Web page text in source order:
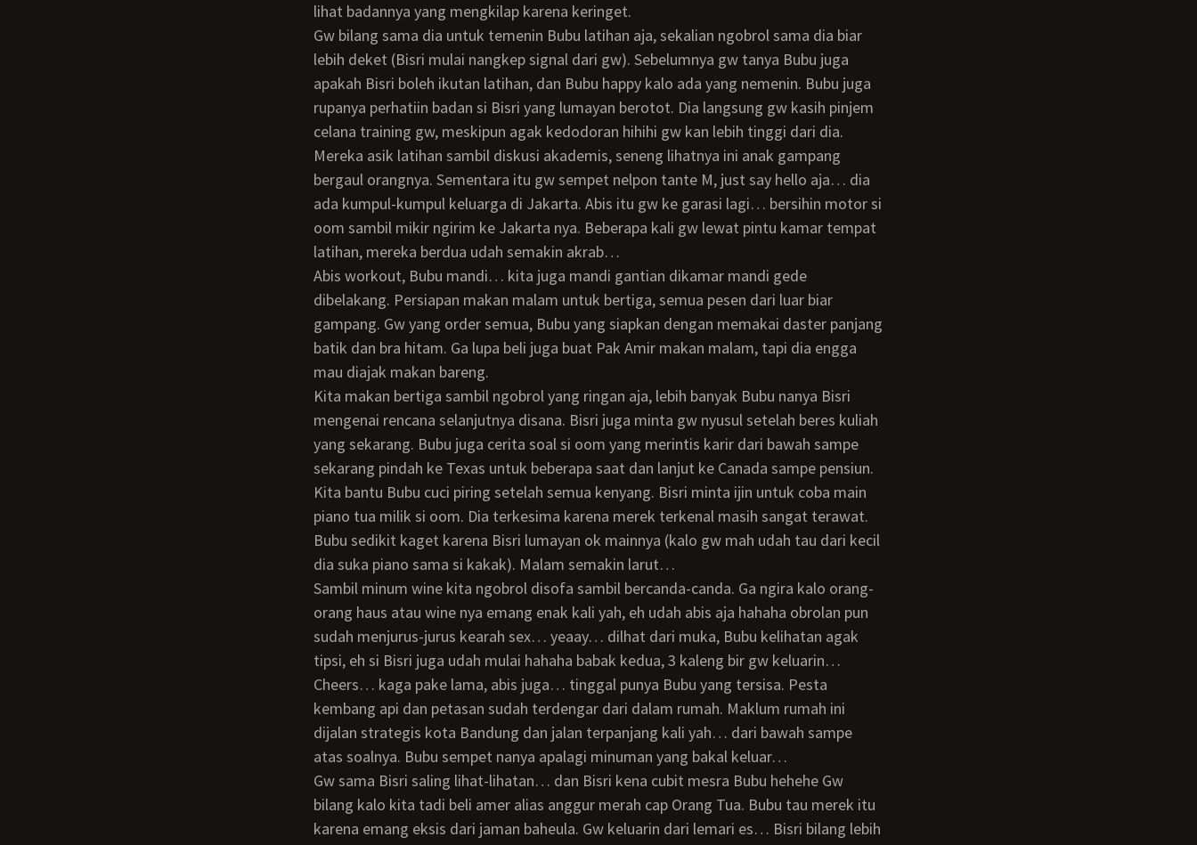
lihat badannya yang mengkilap karena keringet.
Gw bilang sama dia untuk temenin Bubu latihan aja, sekalian ngobrol sama dia biar
lebih deket (Bisri mulai nangkep signal dari gw). Sebelumnya gw tanya Bubu juga
apakah Bisri boleh ikutan latihan, dan Bubu happy kalo ada yang nemenin. Bubu juga
rupanya perhatiin badan si Bisri yang lumayan berotot. Dia langsung gw kasih pinjem
celana training gw, meskipun agak kedodoran hihihi gw kan lebih tinggi dari dia.
Mereka asik latihan sambil diskusi akademis, seneng lihatnya ini anak gampang
bergaul orangnya. Sementara itu gw sempet nelpon tante M, just say hello aja… dia
ada kumpul-kumpul keluarga di Jakarta. Abis itu gw ke garasi lagi… bersihin motor si
oom sambil mikir ngirim ke Jakarta nya. Beberapa kali gw lewat pintu kamar tempat
latihan, mereka berdua udah semakin akrab…
Abis workout, Bubu mandi… kita juga mandi gantian dikamar mandi gede
dibelakang. Persiapan makan malam untuk bertiga, semua pesen dari luar biar
gampang. Gw yang order semua, Bubu yang siapkan dengan memakai daster panjang
batik dan bra hitam. Ga lupa beli juga buat Pak Amir makan malam, tapi dia engga
mau diajak makan bareng.
Kita makan bertiga sambil ngobrol yang ringan aja, lebih banyak Bubu nanya Bisri
mengenai rencana selanjutnya disana. Bisri juga minta gw nyusul setelah beres kuliah
yang sekarang. Bubu juga cerita soal si oom yang merintis karir dari bawah sampe
sekarang pindah ke Texas untuk beberapa saat dan lanjut ke Canada sampe pensiun.
Kita bantu Bubu cuci piring setelah semua kenyang. Bisri minta ijin untuk coba main
piano tua milik si oom. Dia terkesima karena merek terkenal masih sangat terawat.
Bubu sedikit kaget karena Bisri lumayan ok mainnya (kalo gw mah udah tau dari kecil
dia suka piano sama si kakak). Malam semakin larut…
Sambil minum wine kita ngobrol disofa sambil bercanda-canda. Ga ngira kalo orang-
orang haus atau wine nya emang enak kali yah, eh udah abis aja hahaha obrolan pun
sudah menjurus-jurus kearah sex… yeaay… dilhat dari muka, Bubu kelihatan agak
tipsi, eh si Bisri juga udah mulai hahaha babak kedua, 3 kaleng bir gw keluarin…
cheers… kaga pake lama, abis juga… tinggal punya Bubu yang tersisa. Pesta
kembang api dan petasan sudah terdengar dari dalam rumah. Maklum rumah ini
dijalan strategis kota Bandung dan jalan terpanjang kali yah… dari bawah sampe
atas soalnya. Bubu sempet nanya apalagi minuman yang bakal keluar…
gw sama Bisri saling lihat-lihatan… dan Bisri kena cubit mesra Bubu hehehe Gw
bilang kalo kita tadi beli amer alias anggur merah cap Orang Tua. Bubu tau merek itu
karena emang eksis dari jaman baheula. Gw keluarin dari lemari es… Bisri bilang lebih